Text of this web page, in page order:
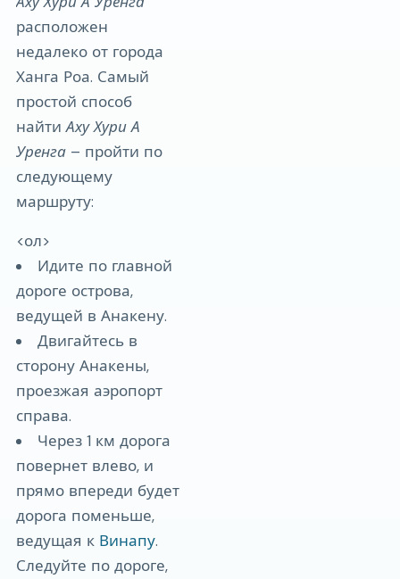
расположен
недалеко от города
Ханга Роа. Самый
простой способ
найтиАху Хури А
Уренга– пройти по
следующему
маршруту:
<ол>
Идите по главной
дороге острова,
ведущей в Анакену.
Двигайтесь в
сторону Анакены,
проезжая аэропорт
справа.
Через 1 км дорога
повернет влево, и
прямо впереди будет
дорога поменьше,
ведущая к Винапу.
Следуйте по дороге,